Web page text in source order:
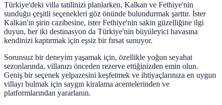
Türkiye'deki villa tatilinizi planlarken, Kalkan ve Fethiye'nin
sunduğu çeşitli seçenekleri göz önünde bulundurmak şarttır. İster
Kalkan'ın şirin cazibesine, ister Fethiye'nin sakin güzelliğine ilgi
duyun, her iki destinasyon da Türkiye'nin büyüleyici havasına
kendinizi kaptırmak için eşsiz bir fırsat sunuyor.
Sorunsuz bir deneyim yaşamak için, özellikle yoğun seyahat
sezonlarında, villanızı önceden rezerve ettiğinizden emin olun.
Geniş bir seçenek yelpazesini keşfetmek ve ihtiyaçlarınıza en uygun
villayı bulmak için saygın kiralama acentelerinden ve
platformlarından yararlanın.